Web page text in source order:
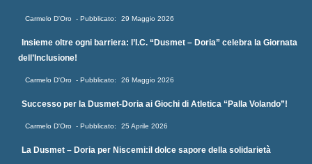
Carmelo D'Oro 29 Maggio 2026
Insieme oltre ogni barriera: l’I.C. “Dusmet – Doria” celebra la Giornata
dell’Inclusione!
Carmelo D'Oro 26 Maggio 2026
Successo per la Dusmet-Doria ai Giochi di Atletica “Palla Volando”!
Carmelo D'Oro 25 Aprile 2026
La Dusmet – Doria per Niscemi:il dolce sapore della solidarietà